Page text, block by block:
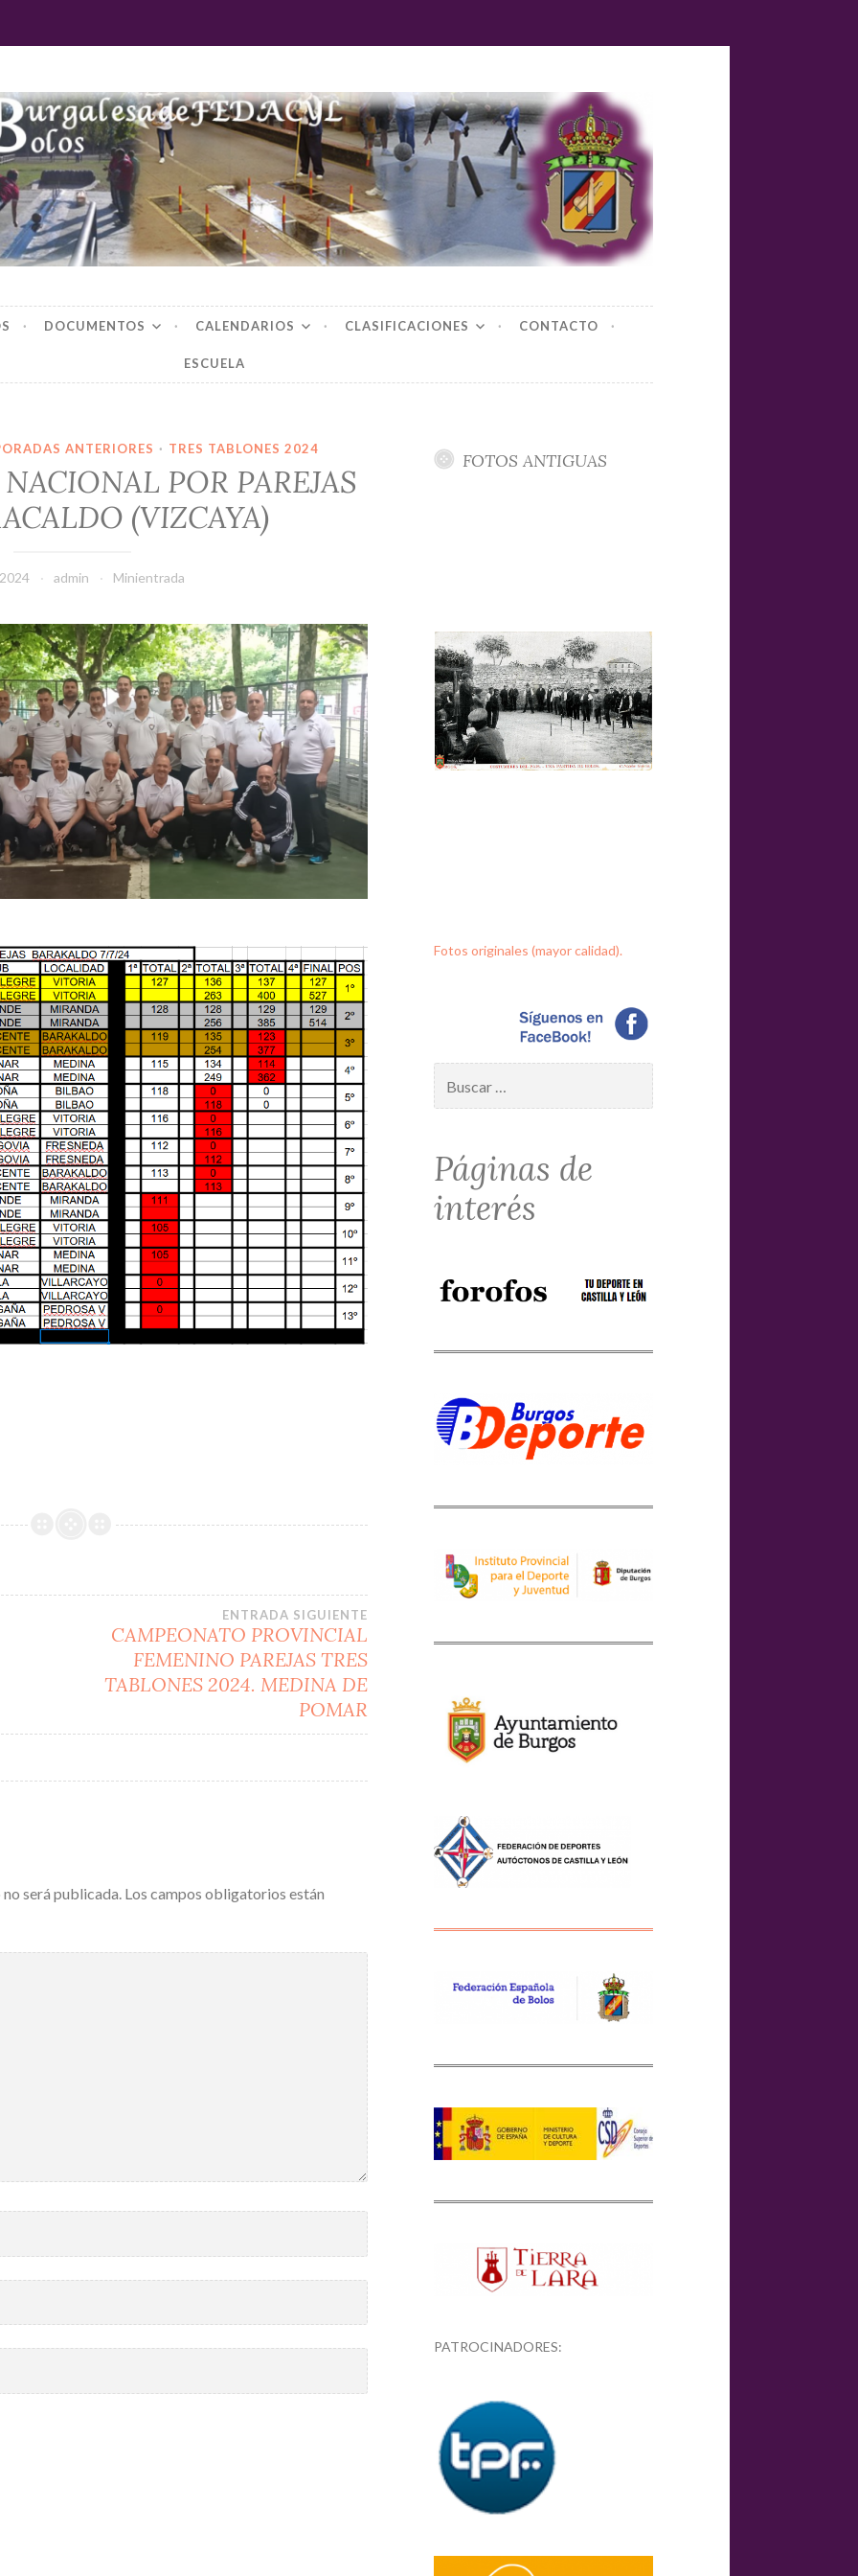
burgalesa de fedacyl-bolos
DOCUMENTOS CALENDARIOS CLASIFICACIONES CONTACTO
ESCUELA
ANTERIORES · TRES TABLONES 2024
POR PAREJAS
(VIZCAYA)
admin Minientrada
ENTRADA SIGUIENTE
CAMPEONATO PROVINCIAL
FEMENINO PAREJAS TRES
TABLONES 2024. MEDINA DE
POMAR
será publicada. Los campos obligatorios están
FOTOS ANTIGUAS
Fotos originales (mayor calidad).
Páginas de
interés
PATROCINADORES: